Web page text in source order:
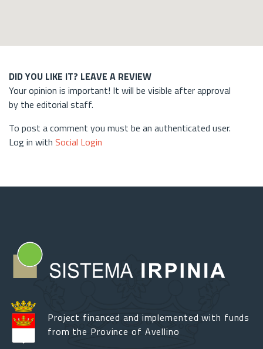
DID YOU LIKE IT? LEAVE A REVIEW
Your opinion is important! It will be visible after approval
by the editorial staff.
To post a comment you must be an authenticated user.
Log in with Social Login
Project financed and implemented with funds
from the Province of Avellino